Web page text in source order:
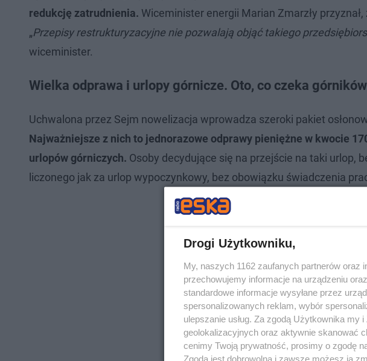
redukcję zatrudnienia. Wiceminister energii Marian Zmarzły
„Przepisy restrukturyzacyjne nie pozwalają objąć takiego
wiceminister.
Wielka odprawa i urlopy górnicze. Oto, co czeka górników
Uchwalona przez Sejm nowelizacja wprowadza szeroki pakiet
Najważniejsze z nich to jednorazowe odprawy pieniężne w kwocie
urlopów górniczych. Osoby decydujące się na przejście na taki urlop,
liczonego jak za urlop wypoczynkowy, bez obowiązku świadczenia
Drogi Użytkowniku,
My, naszych 1162 zaufanych partnerów
przechowujemy informacje na urządzeniu
standardowe informacje wysyłane przez
spersonalizowanych reklam, wybór
ulepszanie usług. Za zgodą Użytkownika my
geolokalizacyjnych oraz aktywnie skanować
cenimy Twoją prywatność, prosimy o zgodę
Zgoda jest dobrowolna i zawsze możesz ją